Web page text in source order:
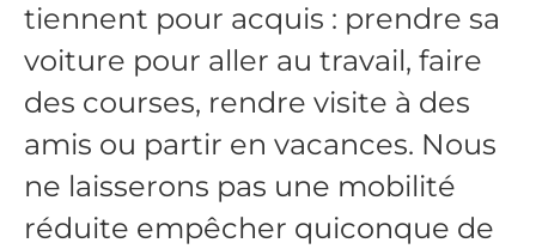
tiennent pour acquis : prendre sa
voiture pour aller au travail, faire
des courses, rendre visite à des
amis ou partir en vacances. Nous
ne laisserons pas une mobilité
réduite empêcher quiconque de